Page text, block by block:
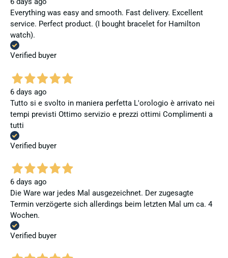
Everything was easy and smooth. Fast delivery. Excellent
service. Perfect product. (I bought bracelet for Hamilton
watch).
Verified buyer
6 days ago
Tutto si e svolto in maniera perfetta L'orologio è arrivato nei
tempi previsti Ottimo servizio e prezzi ottimi Complimenti a
tutti
Verified buyer
6 days ago
Die Ware war jedes Mal ausgezeichnet. Der zugesagte
Termin verzögerte sich allerdings beim letzten Mal um ca. 4
Wochen.
Verified buyer